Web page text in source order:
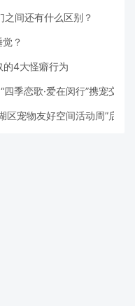
间还有什么区别？
？
的4大怪癖行为
四季恋歌·爱在闵行”携宠交友
宠物友好空间活动周”启动